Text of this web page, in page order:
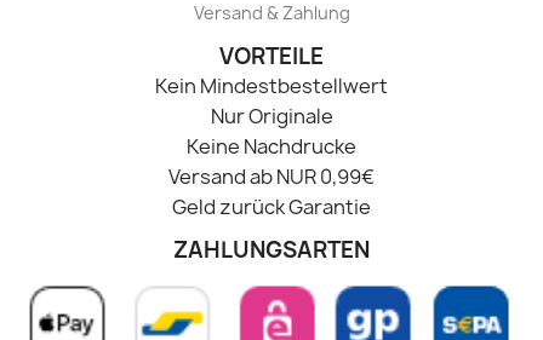
Versand & Zahlung
VORTEILE
Kein Mindestbestellwert
Nur Originale
Keine Nachdrucke
Versand ab NUR 0,99€
Geld zurück Garantie
ZAHLUNGSARTEN